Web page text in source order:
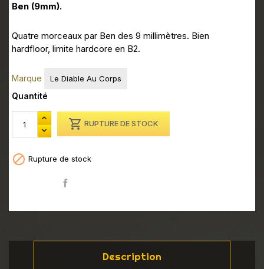
Ben (9mm).
Quatre morceaux par Ben des 9 millimètres. Bien
hardfloor, limite hardcore en B2.
Marque Le Diable Au Corps
Quantité
 RUPTURE DE STOCK
 Rupture de stock
Description